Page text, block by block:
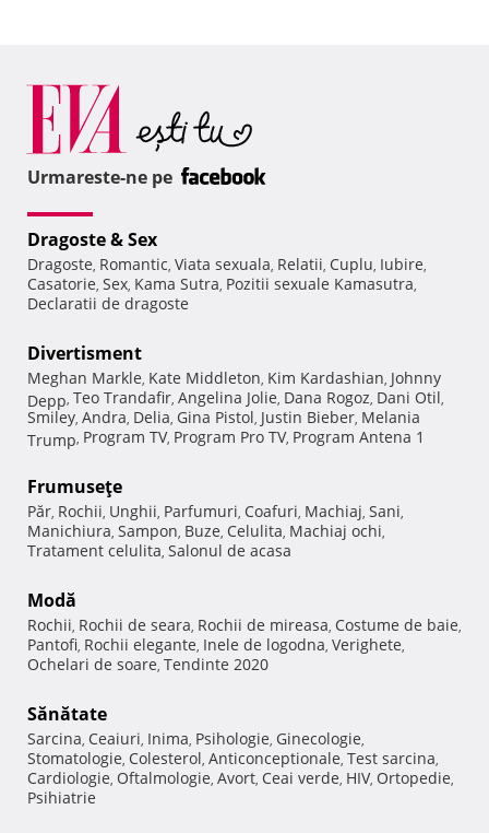
Urmareste-ne pe
Dragoste & Sex
Dragoste, Romantic, Viata sexuala, Relatii, Cuplu, Iubire,
Casatorie, Sex, Kama Sutra, Pozitii sexuale Kamasutra,
Declaratii de dragoste
Divertisment
Meghan Markle, Kate Middleton, Kim Kardashian, Johnny
Depp, Teo Trandafir, Angelina Jolie, Dana Rogoz, Dani Otil,
Smiley, Andra, Delia, Gina Pistol, Justin Bieber, Melania
Trump, Program TV, Program Pro TV, Program Antena 1
Frumuseţe
Păr, Rochii, Unghii, Parfumuri, Coafuri, Machiaj, Sani,
Manichiura, Sampon, Buze, Celulita, Machiaj ochi,
Tratament celulita, Salonul de acasa
Modă
Rochii, Rochii de seara, Rochii de mireasa, Costume de baie,
Pantofi, Rochii elegante, Inele de logodna, Verighete,
Ochelari de soare, Tendinte 2020
Sănătate
Sarcina, Ceaiuri, Inima, Psihologie, Ginecologie,
Stomatologie, Colesterol, Anticonceptionale, Test sarcina,
Cardiologie, Oftalmologie, Avort, Ceai verde, HIV, Ortopedie,
Psihiatrie